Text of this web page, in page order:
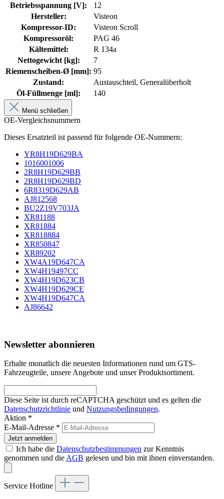
Betriebsspannung [V]:
12
Hersteller:
Visteon
Kompressor-ID:
Visteon Scroll
Kompressoröl:
PAG 46
Kältemittel:
R 134a
Nettogewicht [kg]:
7
Riemenscheiben-Ø [mm]: 95
Zustand:
Austauschteil, Generalüberholt
Öl-Füllmenge [ml]:
140
Menü schließen
OE-Vergleichsnummern
Dieses Ersatzteil ist passend für folgende OE-Nummern:
YR8H19D629BA
1016001006
2R8H19D629BB
2R8H19D629BD
6R8319D629AB
AJ812568
BU2Z19V703JA
XR81188
XR81884
XR818884
XR850847
XR89202
XW4A19D647CA
XW4H19497CC
XW4H19D623CB
XW4H19D629CE
XW4H19D647CA
AJ86642
Newsletter abonnieren
Erhalte monatlich die neuesten Informationen rund um GTS-
Fahrzeugteile, unsere Angebote und unser Produktsortiment.
Diese Seite ist durch reCAPTCHA geschützt und es gelten die
Datenschutzrichtlinie und Nutzungsbedingungen.
Aktion *
E-Mail-Adresse *
Jetzt anmelden
Ich habe die Datenschutzbestimmungen zur Kenntnis
genommen und die AGB gelesen und bin mit ihnen einverstanden.
Service Hotline